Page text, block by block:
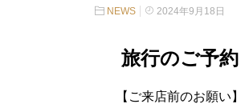
NEWS 2024年9月18日
旅行のご予約
【ご来店前のお願い】